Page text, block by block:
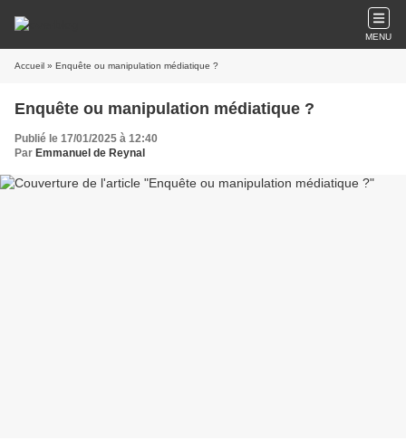
MENU
Accueil » Enquête ou manipulation médiatique ?
Enquête ou manipulation médiatique ?
Publié le 17/01/2025 à 12:40
Par Emmanuel de Reynal